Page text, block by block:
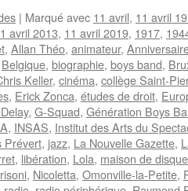
| Marqué avec 11 avril, 11 avril
avril 2013, 11 avril 2019, 1917,
, Allan Théo, animateur,
Belgique, biographie, boys band,
Keller, cinéma, collège Saint-
, Erick Zonca, études de droit,
, G-Squad, Génération Boys
, INSAS, Institut des Arts du
Prévert, jazz, La Nouvelle Gazette,
, libération, Lola, maison de
, Nicoletta, Omonville-la-Petite,